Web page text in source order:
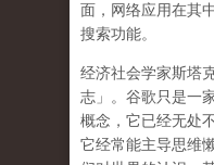
面，网络应用在其
搜索功能。
经济社会学家斯塔
志」。谷歌只是一
概念，它已经无处
它经常能主导思维